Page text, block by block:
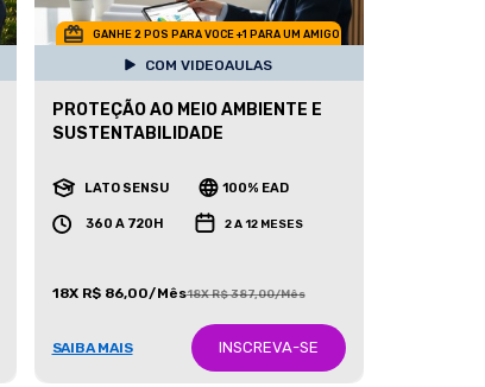
GANHE 2 POS PARA VOCE +1 PARA UM AMIGO
COM VIDEOAULAS
PROTEÇÃO AO MEIO AMBIENTE E
SUSTENTABILIDADE
LATO SENSU 100% EAD
360 A 720H 2 A 12 MESES
18X R$ 86,00/Mês18X R$ 387,00/Mês
SAIBA MAIS INSCREVA-SE